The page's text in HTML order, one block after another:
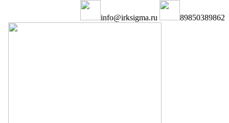
info@irksigma.ru 89850389862